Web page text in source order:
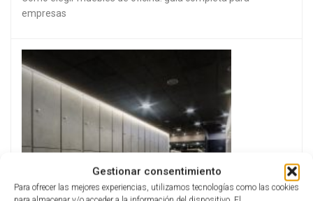
Gestionar consentimiento
Para ofrecer las mejores experiencias, utilizamos tecnologías como las cookies
empresas